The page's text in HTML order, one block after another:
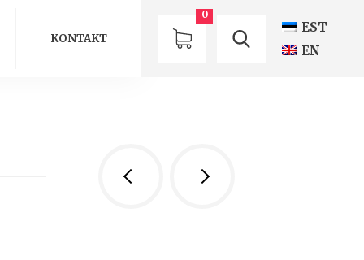
KONTAKT
0
EST
EN